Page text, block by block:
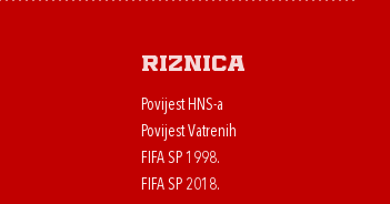
Riznica
Povijest HNS-a
Povijest Vatrenih
FIFA SP 1998.
FIFA SP 2018.